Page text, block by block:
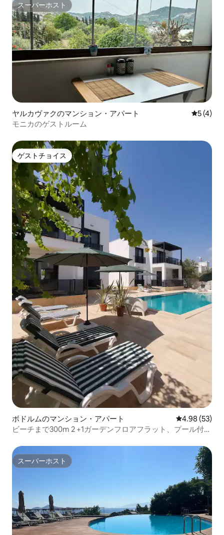
スーパーホスト
スーパーホスト
ヤルカヴァクのマンション・アパート レビュー
5 (4)
モニカのゲストルーム
ゲストチョイス
ゲストチョイス
ボドルムのマンション・アパート レビュー53
4.98 (53)
ビーチまで300m 2 +1ガーデンフロアフラット、プール付き
スーパーホスト
スーパーホスト